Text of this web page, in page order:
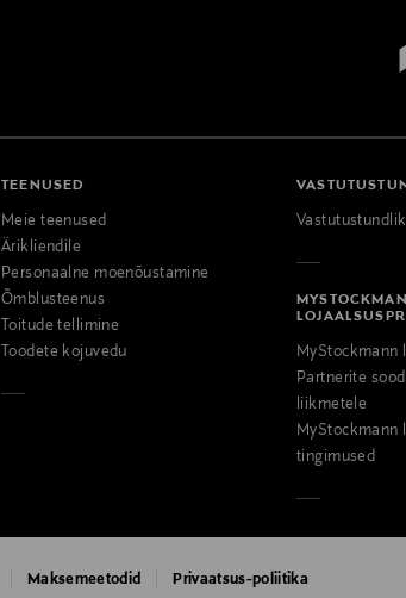
TEENUSED
Meie teenused
Ärikliendile
Personaalne moenõustamine
Õmblusteenus
Toitude tellimine
Toodete kojuvedu
MyStockmann
Partnerite
liikmetele
MyStockmann
tingimused
Maksemeetodid Privaatsus-poliitika